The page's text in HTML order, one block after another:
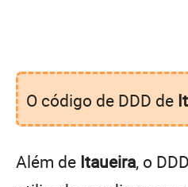
O código de DDD de
Além de Itaueira, o DDD